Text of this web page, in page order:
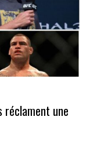
réclament une